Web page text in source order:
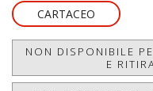
CARTACEO
NON DISPONIBILE
E